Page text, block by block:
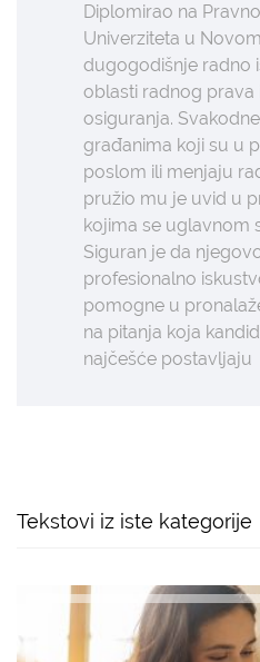
Diplomirao na
Univerziteta u
dugogodišnje radno
oblasti radnog prava
osiguranja.
građanima koji su u
poslom ili menjaju
pružio mu je uvid u
kojima se uglavnom
Siguran je da
profesionalno
pomogne u
na pitanja koja
najčešće postavljaju
Tekstovi iz iste kategorije